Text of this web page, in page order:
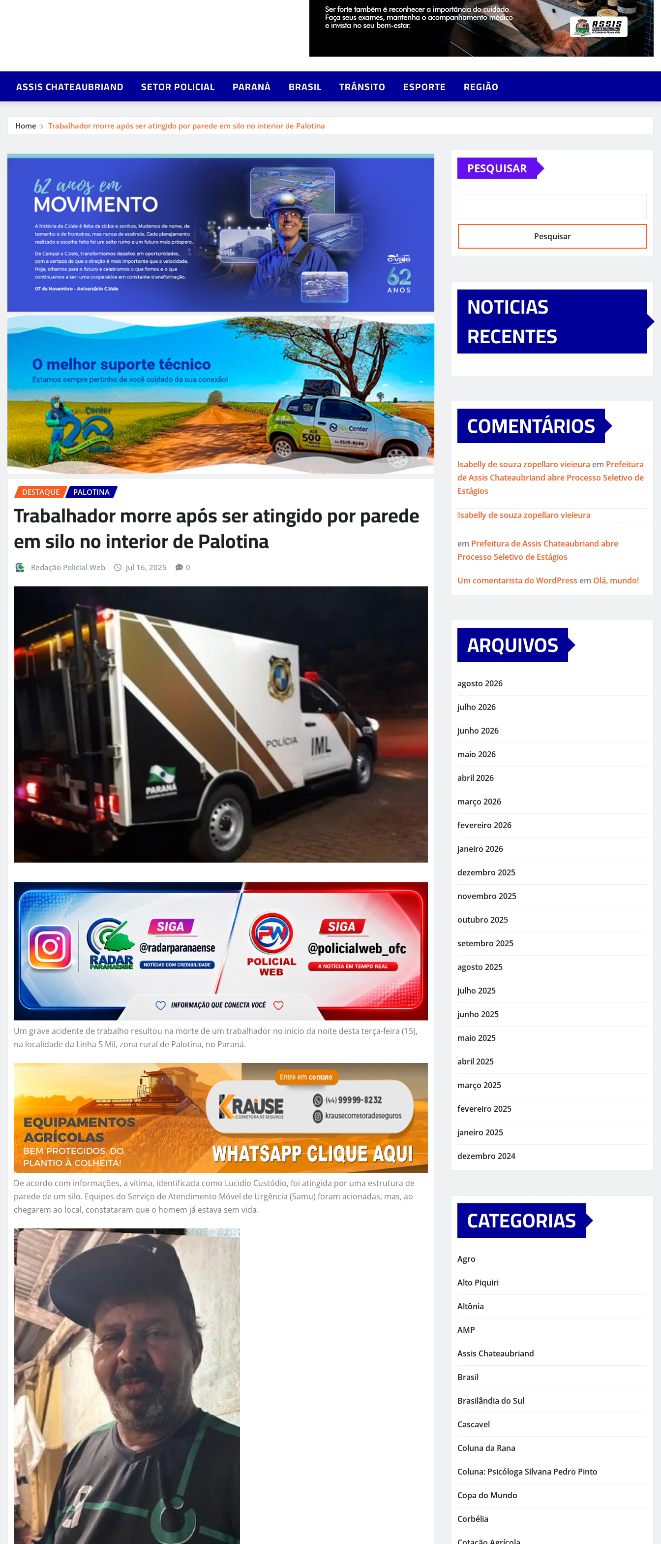
ASSIS CHATEAUBRIAND SETOR POLICIAL PARANÁ BRASIL TRÂNSITO ESPORTE REGIÃO
Home Trabalhador morre após ser atingido por parede em silo no interior de Palotina
DESTAQUE PALOTINA
Trabalhador morre após ser atingido por parede
em silo no interior de Palotina
Redação Policial Web jul 16, 2025 0
Um grave acidente de trabalho resultou na morte de um trabalhador no início da noite desta terça-feira (15),
na localidade da Linha 5 Mil, zona rural de Palotina, no Paraná.
De acordo com informações, a vítima, identificada como Lucidio Custódio, foi atingida por uma estrutura de
parede de um silo. Equipes do Serviço de Atendimento Móvel de Urgência (Samu) foram acionadas, mas, ao
chegarem ao local, constataram que o homem já estava sem vida.
PESQUISAR
Pesquisar
NOTICIAS
RECENTES
COMENTÁRIOS
Isabelly de souza zopellaro vieieura em Prefeitura
de Assis Chateaubriand abre Processo Seletivo de
Estágios
Isabelly de souza zopellaro vieieura
em Prefeitura de Assis Chateaubriand abre
Processo Seletivo de Estágios
Um comentarista do WordPress em Olá, mundo!
ARQUIVOS
agosto 2026
julho 2026
junho 2026
maio 2026
abril 2026
março 2026
fevereiro 2026
janeiro 2026
dezembro 2025
novembro 2025
outubro 2025
setembro 2025
agosto 2025
julho 2025
junho 2025
maio 2025
abril 2025
março 2025
fevereiro 2025
janeiro 2025
dezembro 2024
CATEGORIAS
Agro
Alto Piquiri
Altônia
AMP
Assis Chateaubriand
Brasil
Brasilândia do Sul
Cascavel
Coluna da Rana
Coluna: Psicóloga Silvana Pedro Pinto
Copa do Mundo
Corbélia